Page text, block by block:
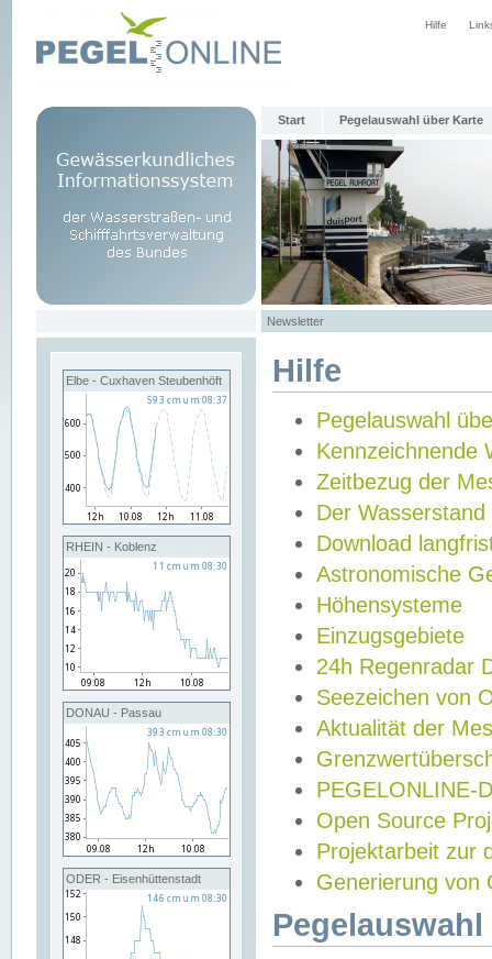
Hilfe
Start Pegelauswahl über Karte
Newsletter
Elbe - Cuxhaven Steubenhöft
RHEIN - Koblenz
DONAU - Passau
ODER - Eisenhüttenstadt
Hilfe
Pegelauswahl
Kennzeichnende
Zeitbezug der
Der Wasserstand
Download
Astronomische
Höhensysteme
Einzugsgebiete
24h Regenradar
Seezeichen von
Aktualität der
PEGELONLINE-
Open Source
Projektarbeit zur
Generierung von